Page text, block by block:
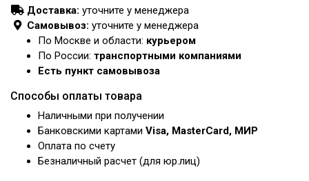
Доставка: уточните у менеджера
Самовывоз: уточните у менеджера
По Москве и области: курьером
По России: транспортными компаниями
Есть пункт самовывоза
Способы оплаты товара
Наличными при получении
Банковскими картами Visa, MasterCard, МИР
Оплата по счету
Безналичный расчет (для юр.лиц)